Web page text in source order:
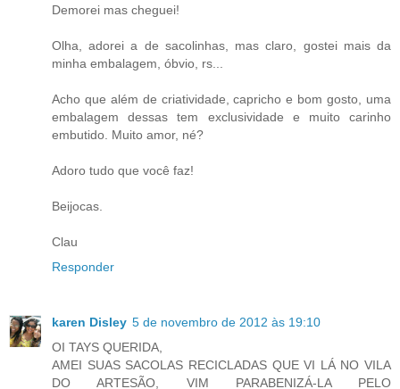
Demorei mas cheguei!
Olha, adorei a de sacolinhas, mas claro, gostei mais da
minha embalagem, óbvio, rs...
Acho que além de criatividade, capricho e bom gosto, uma
embalagem dessas tem exclusividade e muito carinho
embutido. Muito amor, né?
Adoro tudo que você faz!
Beijocas.
Clau
Responder
karen Disley 5 de novembro de 2012 às 19:10
OI TAYS QUERIDA,
AMEI SUAS SACOLAS RECICLADAS QUE VI LÁ NO VILA
DO ARTESÃO, VIM PARABENIZÁ-LA PELO